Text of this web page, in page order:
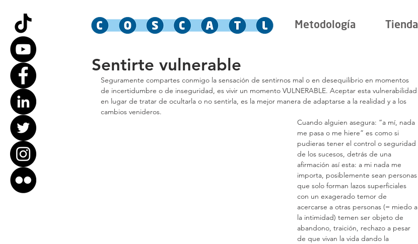
Metodología Tienda
Sentirte vulnerable
Seguramente compartes conmigo la sensación de sentirnos mal o en desequilibrio en momentos
de incertidumbre o de inseguridad, es vivir un momento VULNERABLE. Aceptar esta vulnerabilidad
en lugar de tratar de ocultarla o no sentirla, es la mejor manera de adaptarse a la realidad y a los
cambios venideros.
Cuando alguien asegura: “a mí, nada
me pasa o me hiere” es como si
pudieras tener el control o seguridad
de los sucesos, detrás de una
afirmación así esta: a mi nada me
importa, posiblemente sean personas
que solo forman lazos superficiales
con un exagerado temor de
acercarse a otras personas (= miedo a
la intimidad) temen ser objeto de
abandono, traición, rechazo a pesar
de que vivan la vida dando la